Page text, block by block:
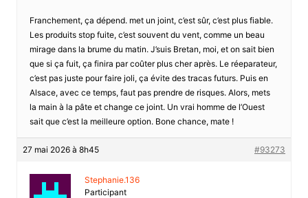
Franchement, ça dépend. met un joint, c’est sûr, c’est plus fiable.
Les produits stop fuite, c’est souvent du vent, comme un beau
mirage dans la brume du matin. J’suis Bretan, moi, et on sait bien
que si ça fuit, ça finira par coûter plus cher après. Le réeparateur,
c’est pas juste pour faire joli, ça évite des tracas futurs. Puis en
Alsace, avec ce temps, faut pas prendre de risques. Alors, mets
la main à la pâte et change ce joint. Un vrai homme de l’Ouest
sait que c’est la meilleure option. Bone chance, mate !
27 mai 2026 à 8h45 #93273
Stephanie.136
Participant